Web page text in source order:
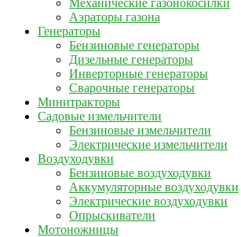
Механические газонокосилки
Аэраторы газона
Генераторы
Бензиновые генераторы
Дизельные генераторы
Инверторные генераторы
Сварочные генераторы
Минитракторы
Садовые измельчители
Бензиновые измельчители
Электрические измельчители
Воздуходувки
Бензиновые воздуходувки
Аккумуляторные воздуходувки
Электрические воздуходувки
Опрыскиватели
Мотоножницы